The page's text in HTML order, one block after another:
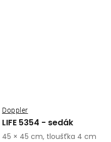
LIFE 5354 - sedák
Doppler
45 × 45 cm, tloušťka 4 cm